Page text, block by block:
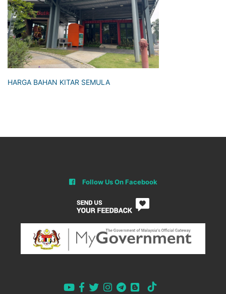
HARGA BAHAN KITAR SEMULA
Follow Us On Facebook